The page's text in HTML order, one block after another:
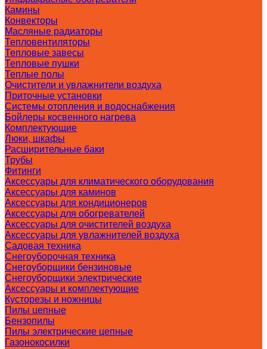
Камины
Конвекторы
Масляные радиаторы
Тепловентиляторы
Тепловые завесы
Тепловые пушки
Теплые полы
Очистители и увлажнители воздуха
Приточные установки
Системы отопления и водоснабжения
Бойлеры косвенного нагрева
Комплектующие
Люки, шкафы
Расширительные баки
Трубы
Фитинги
Аксессуары для климатического оборудования
Аксессуары для каминов
Аксессуары для кондиционеров
Аксессуары для обогревателей
Аксессуары для очистителей воздуха
Аксессуары для увлажнителей воздуха
Садовая техника
Снегоуборочная техника
Снегоуборщики бензиновые
Снегоуборщики электрические
Аксессуары и комплектующие
Кусторезы и ножницы
Пилы цепные
Бензопилы
Пилы электрические цепные
Газонокосилки